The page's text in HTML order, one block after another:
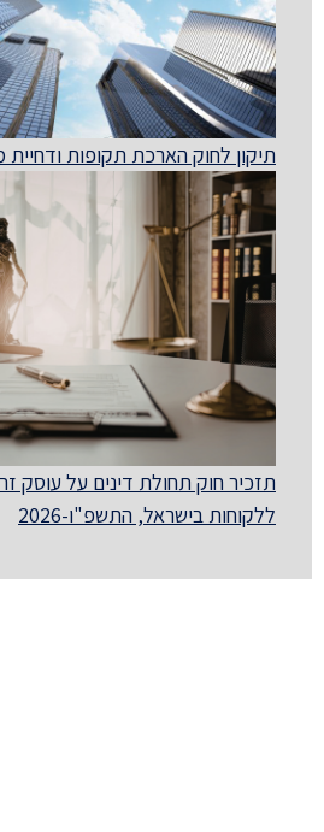
תיקון לחוק הארכת תקופות ודחיית
תזכיר חוק תחולת דינים על עוסק
ללקוחות בישראל, התשפ"ו-2026